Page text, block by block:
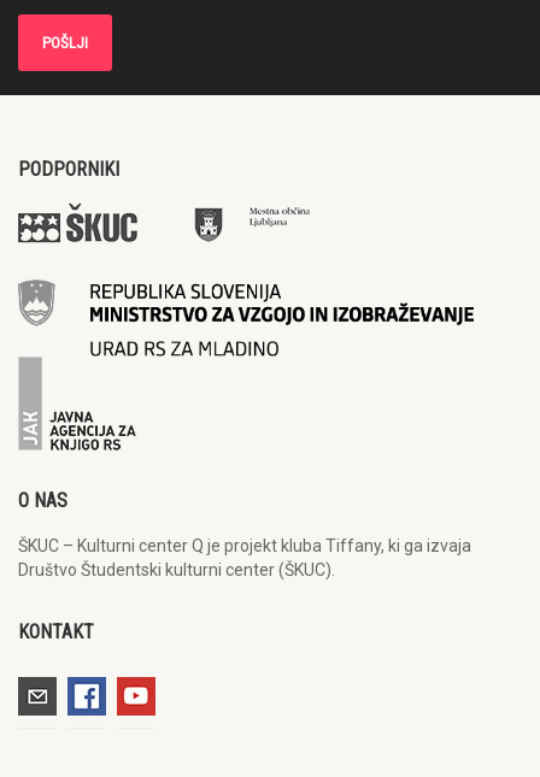
PODPORNIKI
O NAS
ŠKUC – Kulturni center Q je projekt kluba Tiffany, ki ga izvaja
Društvo Študentski kulturni center (ŠKUC).
KONTAKT